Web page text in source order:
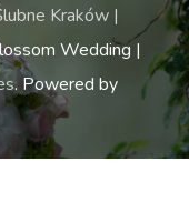
Kraków |
Wedding |
. Powered by